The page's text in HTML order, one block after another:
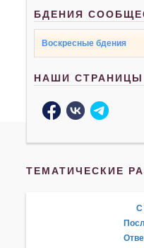
БДЕНИЯ
Воскресные бдения
НАШИ
ТЕМАТИЧЕСКИЕ
С